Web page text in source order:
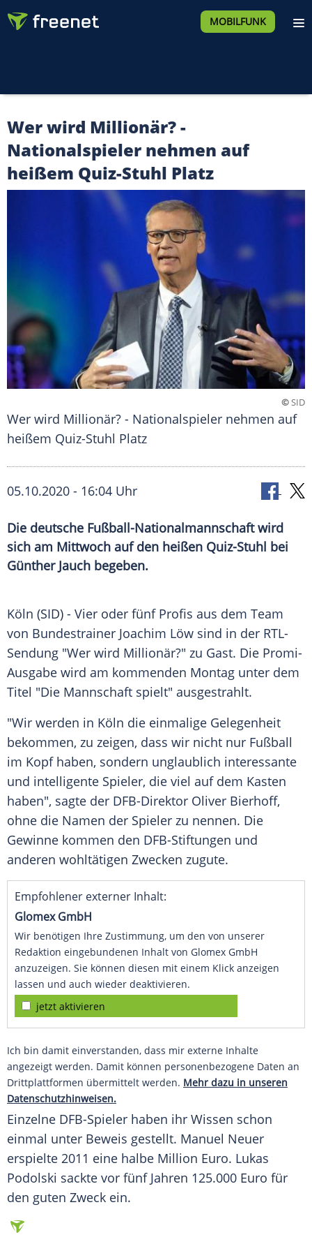
MOBILFUNK
Wer wird Millionär? -
Nationalspieler nehmen auf
heißem Quiz-Stuhl Platz
©SID
Wer wird Millionär? - Nationalspieler nehmen auf
heißem Quiz-Stuhl Platz
05.10.2020 - 16:04 Uhr
Die deutsche Fußball-Nationalmannschaft wird
sich am Mittwoch auf den heißen Quiz-Stuhl bei
Günther Jauch begeben.
Köln (SID) - Vier oder fünf Profis aus dem Team
von Bundestrainer Joachim Löw sind in der RTL-
Sendung "Wer wird Millionär?" zu Gast. Die Promi-
Ausgabe wird am kommenden Montag unter dem
Titel "Die Mannschaft spielt" ausgestrahlt.
"Wir werden in Köln die einmalige Gelegenheit
bekommen, zu zeigen, dass wir nicht nur Fußball
im Kopf haben, sondern unglaublich interessante
und intelligente Spieler, die viel auf dem Kasten
haben", sagte der DFB-Direktor Oliver Bierhoff,
ohne die Namen der Spieler zu nennen. Die
Gewinne kommen den DFB-Stiftungen und
anderen wohltätigen Zwecken zugute.
Empfohlener externer Inhalt:
Glomex GmbH
Wir benötigen Ihre Zustimmung, um den von unserer
Redaktion eingebundenen Inhalt von Glomex GmbH
anzuzeigen. Sie können diesen mit einem Klick anzeigen
lassen und auch wieder deaktivieren.
jetzt aktivieren
Ich bin damit einverstanden, dass mir externe Inhalte
angezeigt werden. Damit können personenbezogene Daten an
Drittplattformen übermittelt werden. Mehr dazu in unseren
Datenschutzhinweisen.
Einzelne DFB-Spieler haben ihr Wissen schon
einmal unter Beweis gestellt. Manuel Neuer
erspielte 2011 eine halbe Million Euro. Lukas
Podolski sackte vor fünf Jahren 125.000 Euro für
den guten Zweck ein.